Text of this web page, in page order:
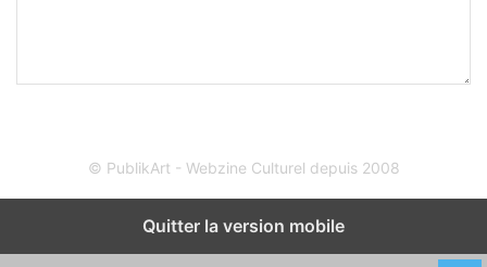
© PublikArt - Webzine Culturel depuis 2008
Quitter la version mobile